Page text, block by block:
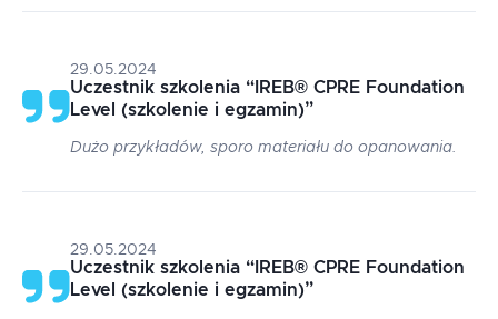
29.05.2024
Uczestnik szkolenia “ IREB® CPRE Foundation
Level (szkolenie i egzamin)”
Dużo przykładów, sporo materiału do opanowania.
29.05.2024
Uczestnik szkolenia “ IREB® CPRE Foundation
Level (szkolenie i egzamin)”